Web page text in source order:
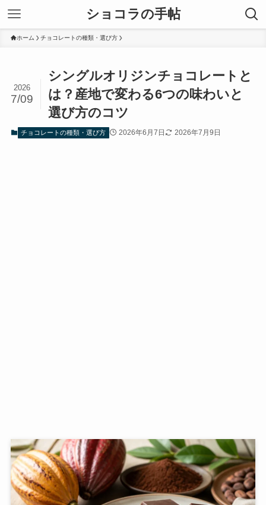
ショコラの手帖
ホーム チョコレートの種類・選び方
シングルオリジンチョコレートと
は？産地で変わる6つの味わいと
選び方のコツ
2026
7/09
チョコレートの種類・選び方 2026年6月7日 2026年7月9日